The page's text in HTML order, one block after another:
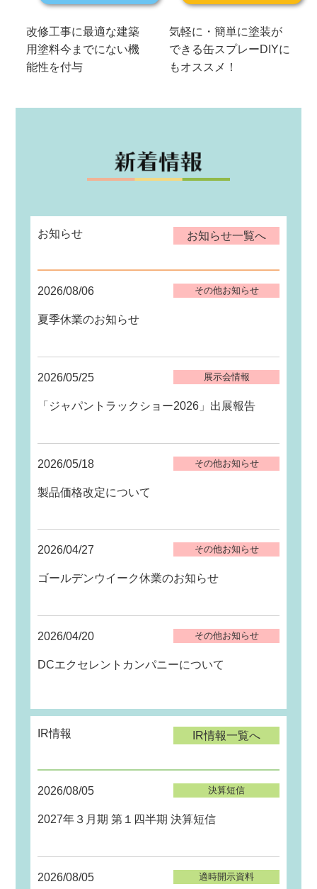
改修工事に最適な建築
用塗料今までにない機
能性を付与
気軽に・簡単に塗装が
できる缶スプレーDIYに
もオススメ！
お知らせ お知らせ一覧へ
2026/08/06 その他お知らせ
夏季休業のお知らせ
2026/05/25 展示会情報
「ジャパントラックショー2026」出展報告
2026/05/18 その他お知らせ
製品価格改定について
2026/04/27 その他お知らせ
ゴールデンウイーク休業のお知らせ
2026/04/20 その他お知らせ
DCエクセレントカンパニーについて
IR情報 IR情報一覧へ
2026/08/05 決算短信
2027年３月期 第１四半期 決算短信
2026/08/05 適時開示資料